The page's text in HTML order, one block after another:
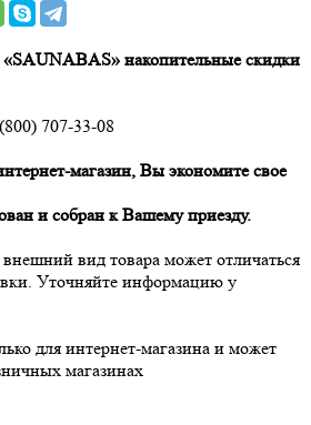
накопительные скидки
707-33-08
магазин, Вы экономите свое
и собран к Вашему приезду.
вид товара может отличаться
Уточняйте информацию у
для интернет-магазина и может
магазинах